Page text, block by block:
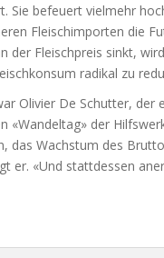
Sie befeuert vielmehr
Fleischimporten die
der Fleischpreis sinkt,
radikal zu
Olivier De Schutter,
«Wandeltag» der
das Wachstum des
er. «Und stattdessen